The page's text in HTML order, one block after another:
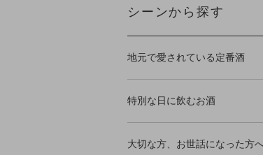
シーンから探す
地元で愛されている定番酒
特別な日に飲むお酒
大切な方、お世話になった方